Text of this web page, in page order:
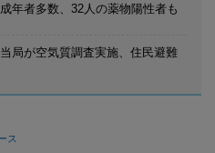
年者多数、32人の薬物陽性者も
局が空気質調査実施、住民避難
ス